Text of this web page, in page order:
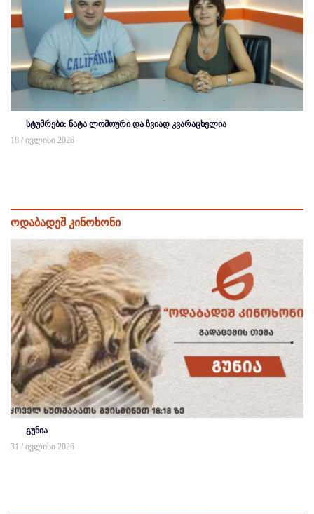
სტუმრები: ნატა ლომოური და ზვიად კვარაცხელია
18 / ივლისი 2026
ოდაბადეშ კინოხონი
გუნია
31 / ივლისი 2026